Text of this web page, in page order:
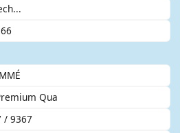
Qua
/ 9367